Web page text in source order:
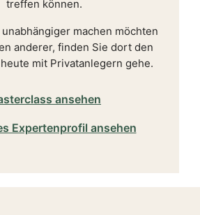
treffen können.
machen möchten
anderer, finden Sie dort den
mit Privatanlegern gehe.
ansehen
Expertenprofil ansehen